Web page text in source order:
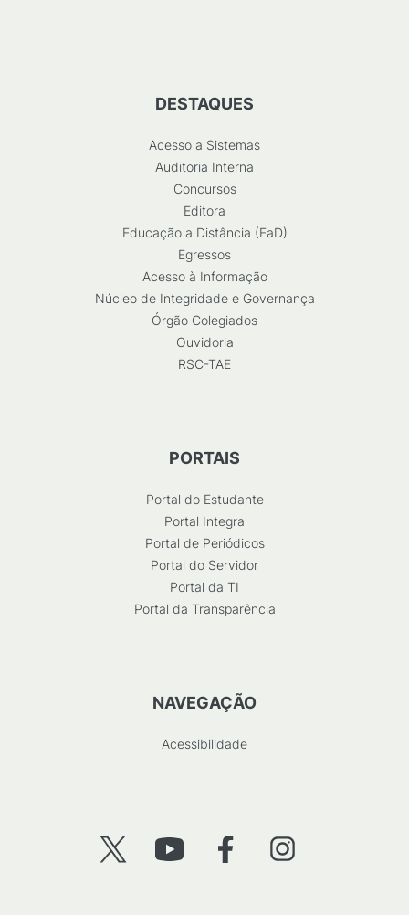
DESTAQUES
Acesso a Sistemas
Auditoria Interna
Concursos
Editora
Educação a Distância (EaD)
Egressos
Acesso à Informação
Núcleo de Integridade e Governança
Órgão Colegiados
Ouvidoria
RSC-TAE
PORTAIS
Portal do Estudante
Portal Integra
Portal de Periódicos
Portal do Servidor
Portal da TI
Portal da Transparência
NAVEGAÇÃO
Acessibilidade